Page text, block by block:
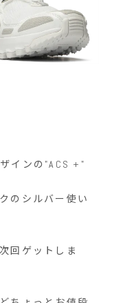
インの"ACS +"
のシルバー使い
回ゲットしま